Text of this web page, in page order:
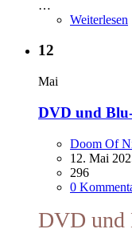
…
Weiterlesen
12
Mai
DVD und
Doom Of
12. Mai
296
0
DVD und